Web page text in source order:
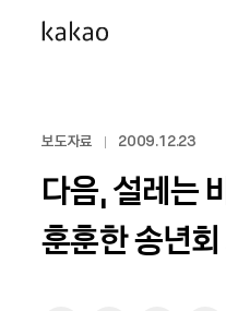
보도자료 2009.12.23
다음, 설레는
훈훈한 송년